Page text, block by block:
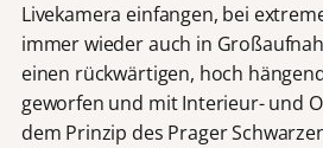
Livekamera einfangen, bei
immer wieder auch in
einen rückwärtigen, hoch
geworfen und mit Interieur- und
dem Prinzip des Prager